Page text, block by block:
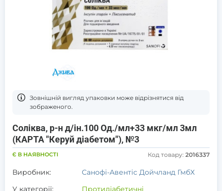
Зовнішній вигляд упаковки може відрізнятися від
зображеного.
Соліква, р-н д/ін.100 Од./мл+33 мкг/мл 3мл
(КАРТА "Керуй діабетом"), №3
Є В НАЯВНОСТІ Код товару: 2016337
Виробник:
Санофі-Авентіс Дойчланд ГмбХ
У категорії:
Протидіабетичні